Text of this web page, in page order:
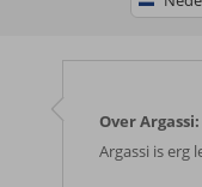
Over Argassi:
Argassi is erg